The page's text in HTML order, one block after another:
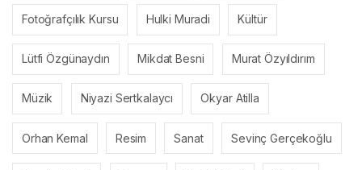
Fotoğrafçılık Kursu Hulki Muradi Kültür
Lütfi Özgünaydın Mikdat Besni Murat Özyıldırım
Müzik Niyazi Sertkalaycı Okyar Atilla
Orhan Kemal Resim Sanat Sevinç Gerçekoğlu